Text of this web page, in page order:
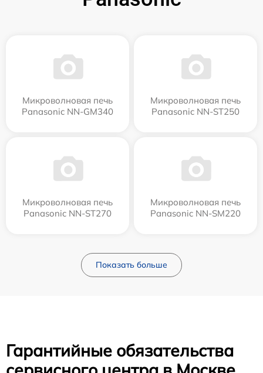
Микроволновая печь
Panasonic NN-GM340
Микроволновая печь
Panasonic NN-ST250
Микроволновая печь
Panasonic NN-ST270
Микроволновая печь
Panasonic NN-SM220
Показать больше
Гарантийные обязательства